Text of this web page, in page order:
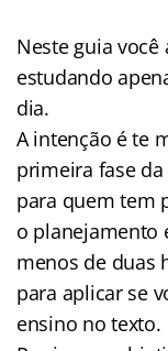
Neste guia você
estudando
dia.
A intenção é te
primeira fase
para quem tem
o planejamento
menos de duas
para aplicar se
ensino no texto.